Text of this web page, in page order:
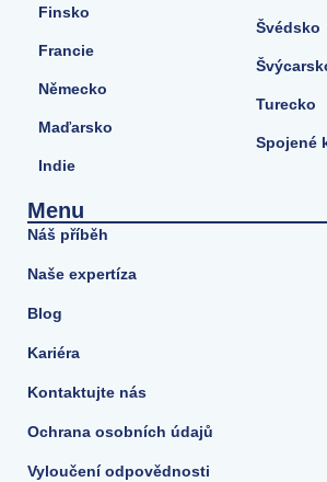
Finsko
Francie
Německo
Maďarsko
Indie
Švédsko
Turecko
Spojené
Menu
Náš příběh
Naše expertíza
Blog
Kariéra
Kontaktujte nás
Ochrana osobních údajů
Vyloučení odpovědnosti